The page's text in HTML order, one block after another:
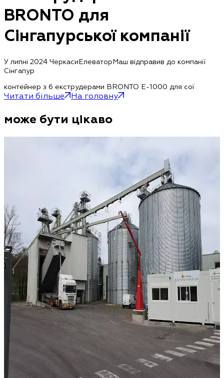
BRONTO для
Сінгапурської компанії
У липні 2024 ЧеркасиЕлеваторМаш відправив до компанії
Сінгапур
контейнер з 6 екструдерами BRONTO E-1000 для сої
Читати більше На головну
може бути цікаво